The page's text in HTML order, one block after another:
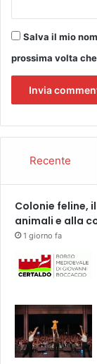
Salva il mio
prossima volta
Recente
Colonie feline,
animali e alla
1 giorno fa